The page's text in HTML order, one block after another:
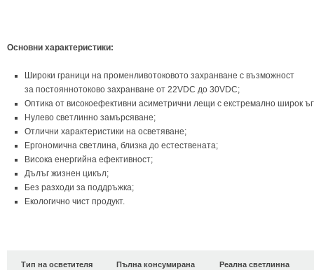
Основни характеристики:
Широки граници на променливотоковото захранване с възможност
за постояннотоково захранване от 22VDC до 30VDC;
Оптика от високоефективни асиметрични лещи с екстремално широк
Нулево светлинно замърсяване;
Отлични характеристики на осветяване;
Ергономична светлина, близка до естествената;
Висока енергийна ефективност;
Дълъг жизнен цикъл;
Без разходи за поддръжка;
Екологично чист продукт.
Тип на осветителя
Пълна консумирана
Реална светлинна